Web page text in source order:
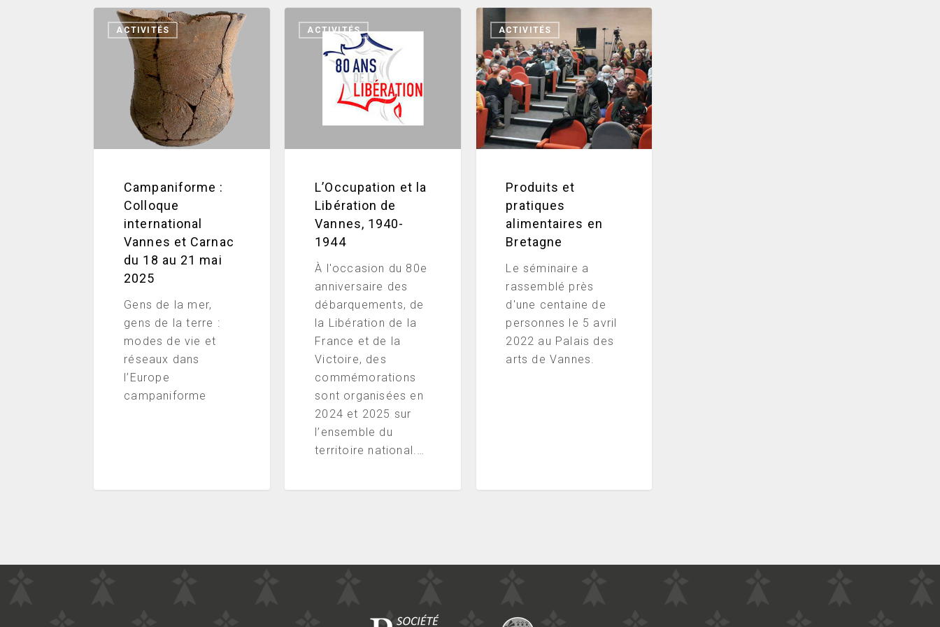
ACTIVITÉS
Campaniforme
Colloque
international
Vannes
Carnac
Campaniforme :
Colloque
international
Vannes et Carnac
du 18 au 21 mai
2025
Gens de la mer,
gens de la terre :
modes de vie et
réseaux dans
l’Europe
campaniforme
ACTIVITÉS
Libération
L’Occupation et la
Libération de
Vannes, 1940-
1944
À l'occasion du 80e
anniversaire des
débarquements, de
la Libération de la
France et de la
Victoire, des
commémorations
sont organisées en
2024 et 2025 sur
l’ensemble du
territoire national.…
ACTIVITÉS
Produits
pratiques
alimentaires
en
Bretagne
Produits et
pratiques
alimentaires en
Bretagne
Le séminaire a
rassemblé près
d'une centaine de
personnes le 5 avril
2022 au Palais des
arts de Vannes.